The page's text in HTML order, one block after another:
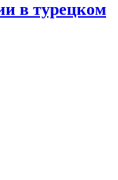
в турецком